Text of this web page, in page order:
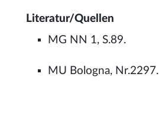
Literatur/Quellen
MG NN 1, S.89.
MU Bologna, Nr.2297.